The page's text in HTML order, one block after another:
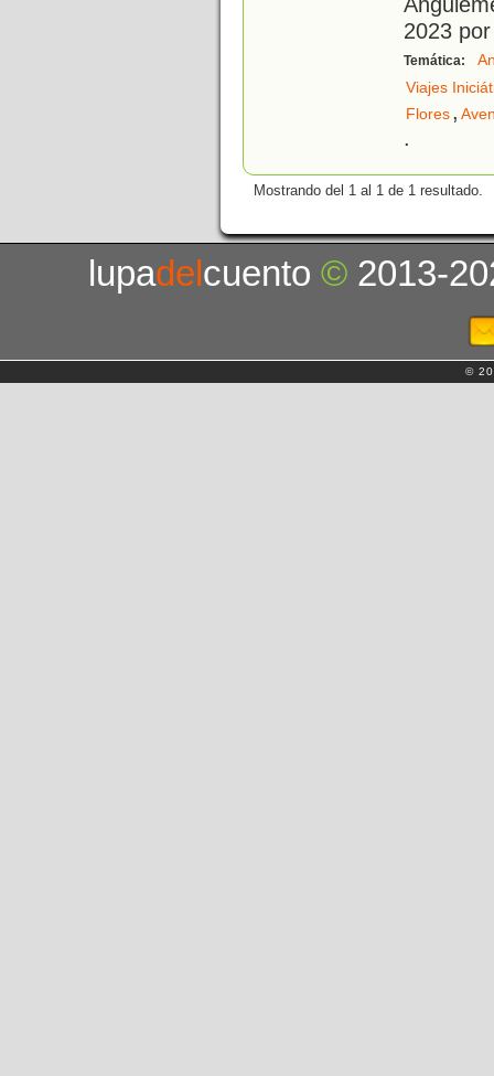
2023
Temática:
Viajes
Flores,
.
Mostrando del 1 al 1 de 1 resultado.
lupadelcuento© 2013-
©